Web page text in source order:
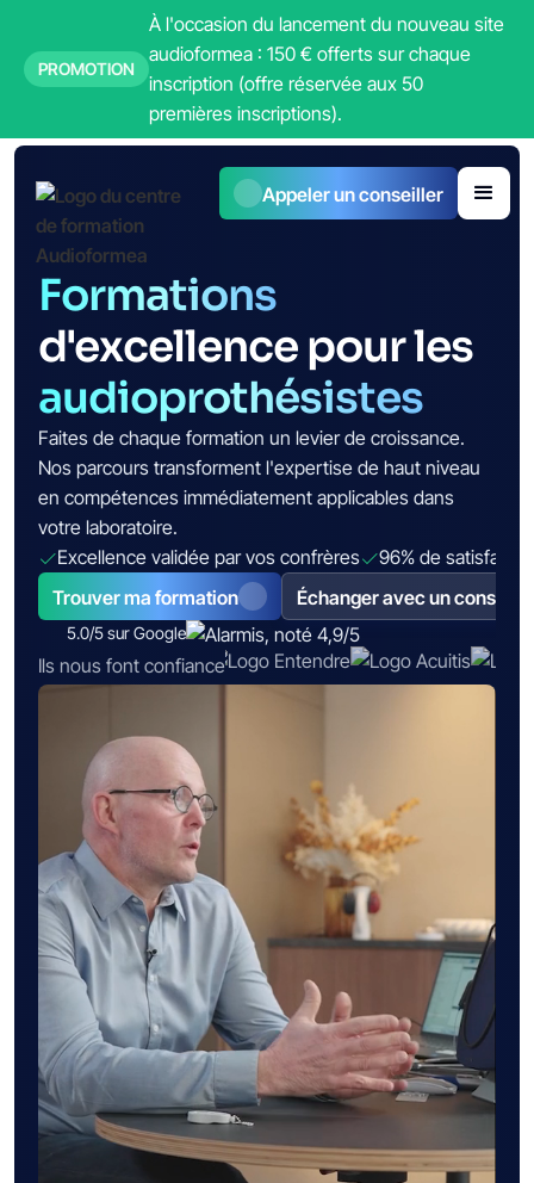
PROMOTION
À l'occasion du lancement du nouveau site
audioformea : 150 € offerts sur chaque
inscription (offre réservée aux 50
premières inscriptions).
Appeler un conseiller
Formations
d'excellence pour les
audioprothésistes
Faites de chaque formation un levier de croissance.
Nos parcours transforment l'expertise de haut niveau
en compétences immédiatement applicables dans
votre laboratoire.
Excellence validée par vos confrères
96% de
Trouver ma formation
Échanger avec un
5.0/5 sur Google
Ils nous font confiance